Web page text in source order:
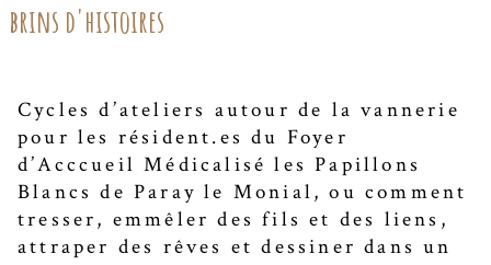
brins d'histoires
Cycles d’ateliers autour de la vannerie
pour les résident.es du Foyer
d’Acccueil Médicalisé les Papillons
Blancs de Paray le Monial, ou comment
tresser, emmêler des fils et des liens,
attraper des rêves et dessiner dans un